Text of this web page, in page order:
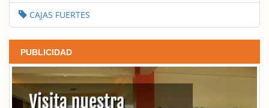
CAJAS FUERTES
PUBLICIDAD